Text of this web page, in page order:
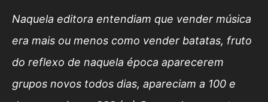
Naquela editora entendiam que vender música
era mais ou menos como vender batatas, fruto
do reflexo de naquela época aparecerem
grupos novos todos dias, apareciam a 100 e